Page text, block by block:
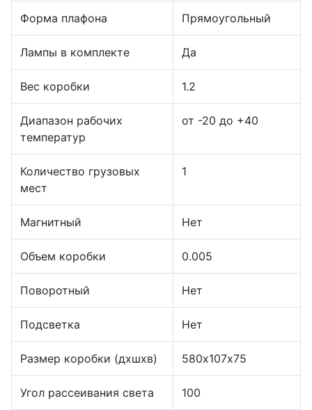
Форма плафона Прямоугольный
Лампы в комплекте Да
Вес коробки 1.2
Диапазон рабочих
температур
от -20 до +40
Количество грузовых
мест
1
Магнитный Нет
Объем коробки 0.005
Поворотный Нет
Подсветка Нет
Размер коробки (дхшхв) 580х107х75
Угол рассеивания света 100